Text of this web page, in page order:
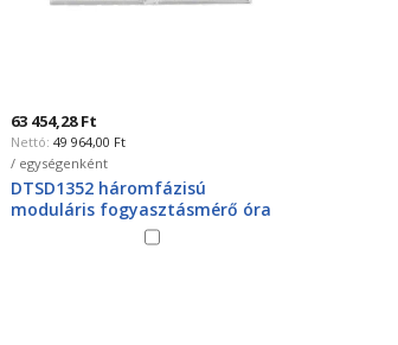
63 454,28 Ft
49 964,00 Ft
/ egységenként
DTSD1352 háromfázisú
moduláris fogyasztásmérő óra